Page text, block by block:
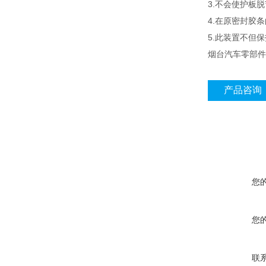
3. 不会使护板
4. 在原密封胶
5. 此装置不但
烟台汽车零部
产品咨询
您
您
联